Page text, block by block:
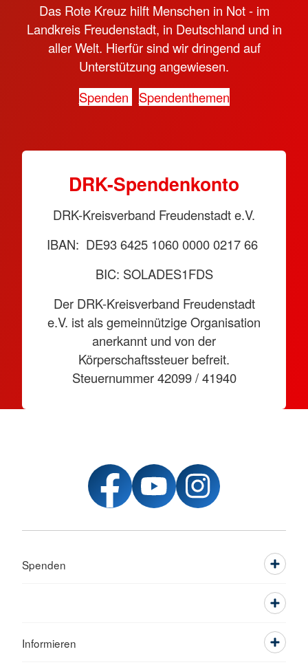
Das Rote Kreuz hilft Menschen in Not - im
Landkreis Freudenstadt, in Deutschland und in
aller Welt. Hierfür sind wir dringend auf
Unterstützung angewiesen.
Spenden
Spendenthemen
DRK-Spendenkonto
DRK-Kreisverband Freudenstadt e.V.
IBAN: DE93 6425 1060 0000 0217 66
BIC: SOLADES1FDS
Der DRK-Kreisverband Freudenstadt
e.V. ist als gemeinnützige Organisation
anerkannt und von der
Körperschaftssteuer befreit.
Steuernummer 42099 / 41940
Spenden
Informieren